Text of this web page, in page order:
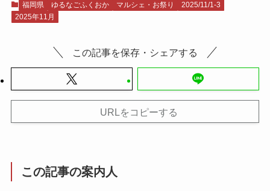
福岡県 ゆるなごふくおか マルシェ・お祭り
2025/11/1-3
2025年11月
この記事を保存・シェアする
URLをコピーする
この記事の案内人